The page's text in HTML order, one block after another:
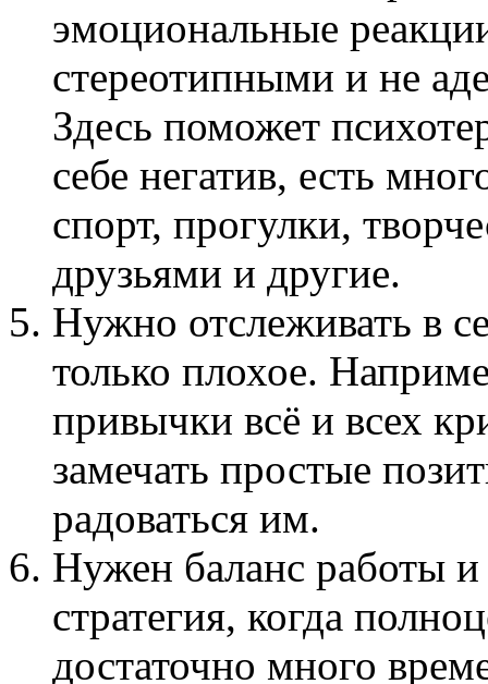
эмоциональные
стереотипными и не
Здесь поможет
себе негатив, есть
спорт, прогулки,
друзьями и другие.
Нужно отслеживать в
только плохое.
привычки всё и всех
замечать простые
радоваться им.
Нужен баланс работы
стратегия, когда
достаточно много